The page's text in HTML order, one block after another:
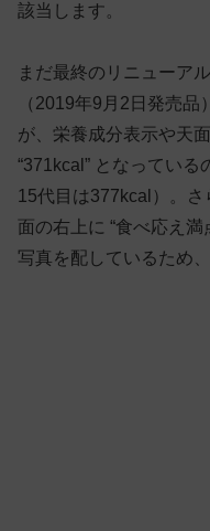
該当します。
まだ最終のリニューア
（2019年9月2日発売
が、栄養成分表示や天
“371kcal” となってい
15代目は377kcal）。
面の右上に “食べ応え
写真を配しているため